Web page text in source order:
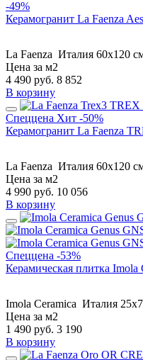
-49%
Керамогранит La Faenza
La Faenza Италия 60x120
Цена за м2
4 490 руб. 8 852
В корзину
Спеццена Хит -50%
Керамогранит La Faenza
La Faenza Италия 60x120
Цена за м2
4 990 руб. 10 056
В корзину
Спеццена -53%
Керамическая плитка
Imola Ceramica Италия
Цена за м2
1 490 руб. 3 190
В корзину